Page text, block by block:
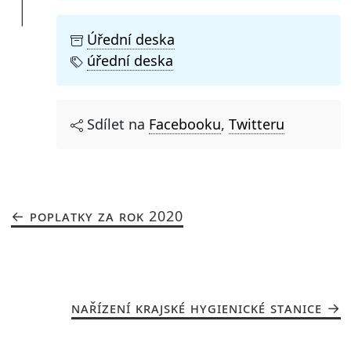
Úřední deska
úřední deska
Sdílet na Facebooku, Twitteru
POPLATKY ZA ROK 2020
NAŘÍZENÍ KRAJSKÉ HYGIENICKÉ STANICE